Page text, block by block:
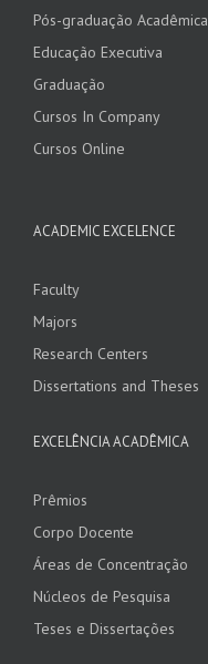
Pós-graduação Acadêmica
Educação Executiva
Graduação
Cursos In Company
Cursos Online
ACADEMIC EXCELENCE
Faculty
Majors
Research Centers
Dissertations and Theses
EXCELÊNCIA ACADÊMICA
Prêmios
Corpo Docente
Áreas de Concentração
Núcleos de Pesquisa
Teses e Dissertações